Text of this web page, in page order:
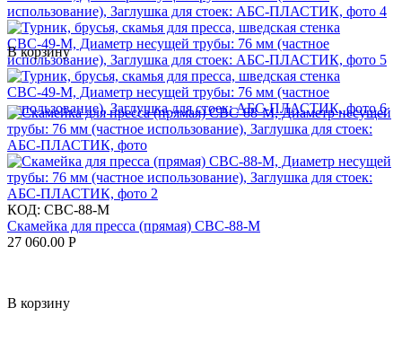
В корзину
КОД: СВС-88-М
Скамейка для пресса (прямая) СВС-88-М
27 060.00 Р
В корзину